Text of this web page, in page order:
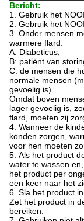
Bericht:
1. Gebruik het
2. Gebruik het
3. Onder mensen
warmere flard:
A: Diabeticus,
B: patiënt van
C: de mensen die
normale mensen
gevoelig is).
Omdat boven
lager gevoelig is,
flard, moeten zij
4. Wanneer de
konden zorgen,
voor hen moeten
5. Als het product
water te wassen
het product per
een keer naar het
6. Sla het product
Zet het product in
bereiken.